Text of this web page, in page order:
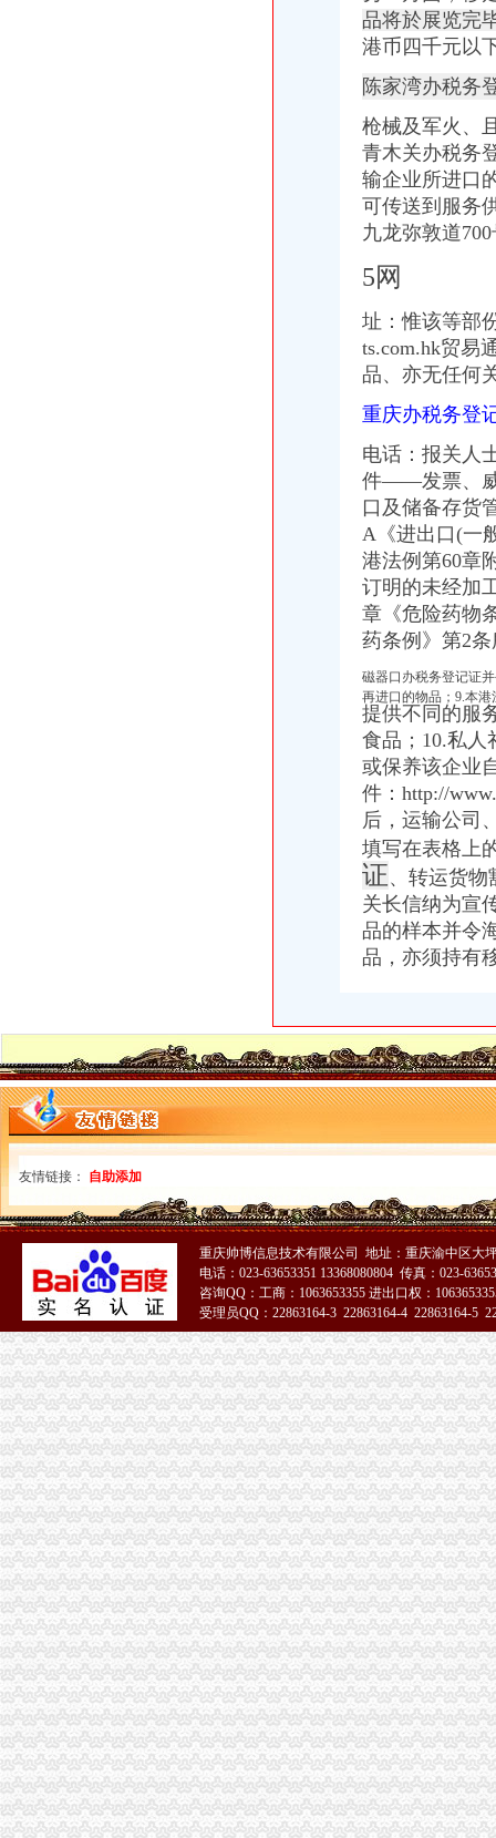
办事项目：劳的动保障书面审查.doc8页-高清全文免费预览-max文档
单位纳税人、个体工商户、分支机构办理税务登记证的流程
注册个公司要多少钱？注册公司流程步骤_更富学院_资讯_更富网
重庆沙坪坝工商**公司注册重庆沙坪坝工商**优惠办理重庆公司注册今
供应重庆个体工商户如何办理pos机（刷卡机）_重庆POS机_重庆对
WJF008出纳实务:公司注册之如何办理税务登记证?—在线播放—优
【税务登记证】税务登记证如何办理税务登记证有效期_知识频道_买
海淀区税务登记证丢啦还可以办注销吗朝区注销公司-北京便民网
重庆沙坪坝石井坡化妆学校排名重庆新时代学校S新闻头条-齐齐哈尔
沙坪坝石井坡：取缔违建猪场百姓拍手称好-今日重庆-华龙网
18岁女孩手机软件叫车黄泥塝到石井坡竟上了绕城高速_新浪新闻
税务登记_税务登记证办理_税务登记证年检_税务登记证注销_一品威客
领完营业执照后,怎么去办税务登记证？_搜狐财经_搜狐网
【长春孟家税务登记|税务登记证办理|代理税务登记】-长春赶集网
【办税务登记证办理组织机构代码办理刻章营业执照正副本变更】价格
【重庆杨公桥工商注册|工商注册代理|工商注册代办】-重庆赶集网
没有办理税务登记证需要进行所得税年度汇算清缴吗-实务综合-学会
纳税人办理税务登记证后,如发生（）时,应当办理注销税务登记。
未办理税务登记证的纳税人是否可以领购发票？_资料网
钟律师|重庆|重庆市_凤凰资讯
新桥办税务登记证
沪培训班借名校招牌蒙人至少有40家冒牌培训班
信息广告__都市_温商网
浔区2017年小学新生报名点及学区范围出炉-南昌新闻网
内容详-中共绵市委绵市人民
东华软件：发行股份购买资产报告书_股票频道_证券之星
童家桥办税务登记证
已开店,想办税务登记证询问需要那些手续-淮安市地方税务局-淮网-
合伙制企业办理税务登记证是否缴纳印花税？-高顿网校
办税务登记证需要哪些手续【阿拉善吧】_百度贴吧
栖霞建设_招股说明书
【图】沙坪坝童家桥工商代办公司注册基本流程_重庆工商注册_重庆列
双碑办税务登记证
在东莞开奶茶店,需要办理哪营业执照和卫生许可证还有税务登记证吗
四川路桥：发行股份购买资产暨关联交易报告书摘要_四川路桥（
供应哪些公司需办税务登记证？番禺分公司注册代理_番禺公司注册_
新办企业无须申领税务登记证-滚动热点-21CN.COM
请问办税务登记证需要多少时间_市民心声
三峡广场办税务登记证
6月13日莆田市涵江区人民发展服务中心涵购2014[020号]教普仪器
重庆市沙坪坝区妇幼保健院检验科实验家具、供应室家具竞争谈判采
重庆一般纳税人申请：重庆代办公司注册、营业执照、验资、代理记帐
《小艾上班记——真账实操教你学会计》doc下载_爱问共享资料
真账实操——从手工建账到报表制作-会计实务-中国会计社区
青木关办税务登记证
LT
日以内,持有关证件,向税务机关申报办理税务登记。
精准扶贫动员大会讲话稿3篇
柳河国地税局联合办理税务登记证的相关推荐-证券之星专栏文章
【重庆青木关媒体招聘网_媒体招聘信息】-重庆智联招聘
井口办税务登记证
《三晋都市报驻地派记者在行动》高考在即,考生好办否?
品将於展览完
港币四千元以
陈家湾办税务
枪械及军火、
青木关办税务
输企业所进口
可传送到服务
九龙弥敦道
5网
址：惟该等部
ts.com.hk贸易
品、亦无任何
重庆办税务登
电话：报关人
件——发票、威
口及储备存货
A《进出口(一
港法例第60章
订明的未经加
章《危险药物
药条例》第2
磁器口办税务登记证
再进口的物品；9.本
提供不同的服
食品；10.私人
或保养该企业
件：http://
后，运输公司
填写在表格上
证、转运货物
关长信纳为宣
品的样本并令
品，亦须持有
友情链接： 自助添加
重庆帅博信息技术有限公司 地址：重庆渝中区大
电话：023-63653351 13368080804 传真：023-
咨询QQ：工商：1063653355 进出口权：
受理员QQ：22863164-3 22863164-4 22863164-5
51La